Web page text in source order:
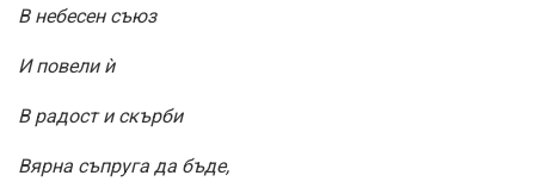
В небесен съюз
И повели ѝ
В радост и скърби
Вярна съпруга да бъде,